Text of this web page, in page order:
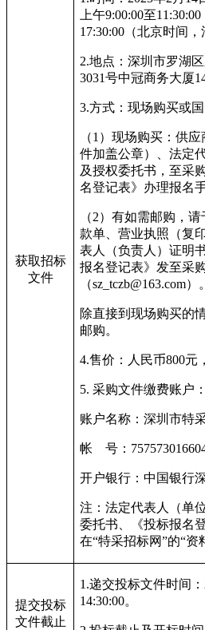
获取招标
文件
上午9:00:00至
17:30:00（北京时间
2.地点：深圳市罗湖
3031号中冠商务大厦
3.方式：现场购买或国
（1）现场购买：供
件加盖公章）、法定
及授权委托书，至采
名登记表》办理报名手
（2）有如需邮购，
款单、营业执照（复
表人（负责人）证明
报名登记表》发至采
（sz_tczb@163.com）。
除直接到现场购买的
邮购。
4.售价：人民币800元
5. 采购文件缴费账户：
账户名称：深圳市特
帐 号：
开户银行：中国银行
注：法定代表人（单
委托书、《投标报名
在“特采招标网”的“资
提交投标
文件截止
1.递交投标文件时间：
14:30:00。